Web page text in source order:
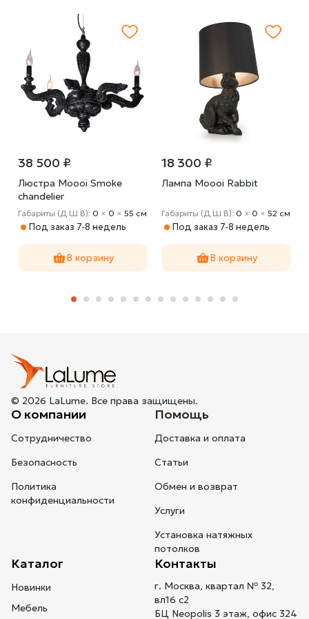
38 500 ₽
Люстра Moooi Smoke
chandelier
Габариты (Д Ш В): 0 × 0 × 55 cм
Под заказ 7-8 недель
В корзину
18 300 ₽
Лампа Moooi Rabbit
Габариты (Д Ш В): 0 × 0 × 52 cм
Под заказ 7-8 недель
В корзину
© 2026 LaLume. Все права защищены.
О компании
Сотрудничество
Безопасность
Политика
конфиденциальности
Помощь
Доставка и оплата
Статьи
Обмен и возврат
Услуги
Установка натяжных
потолков
Каталог
Новинки
Мебель
Контакты
г. Москва, квартал № 32,
вл16 с2
БЦ Neopolis 3 этаж, офис 324